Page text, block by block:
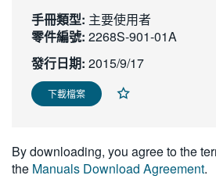
VIỆT NAM
简体中文
日本語
繁體中文
手冊類型: 主要使用者
零件編號: 2268S-901-01A
發行日期: 2015/9/17
下載檔案
By downloading, you agree to the
the Manuals Download Agreement.